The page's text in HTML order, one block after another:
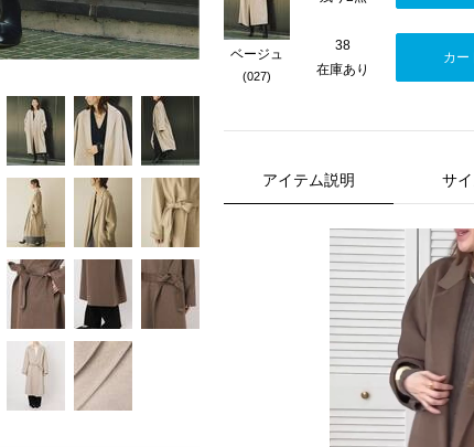
ベージュ
(027)
38
在庫あり
カー
アイテム説明 サ